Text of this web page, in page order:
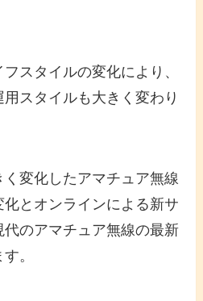
スタイルの変化により、
スタイルも大きく変わり
変化したアマチュア無線
とオンラインによる新サ
のアマチュア無線の最新
。